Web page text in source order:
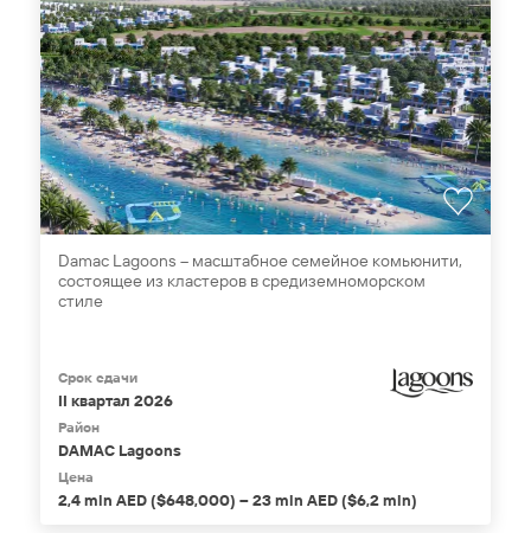
Damac Lagoons – масштабное семейное комьюнити,
состоящее из кластеров в средиземноморском
стиле
Срок сдачи
II квартал 2026
Район
DAMAC Lagoons
Цена
2,4 mln AED ($648,000) – 23 mln AED ($6,2 mln)